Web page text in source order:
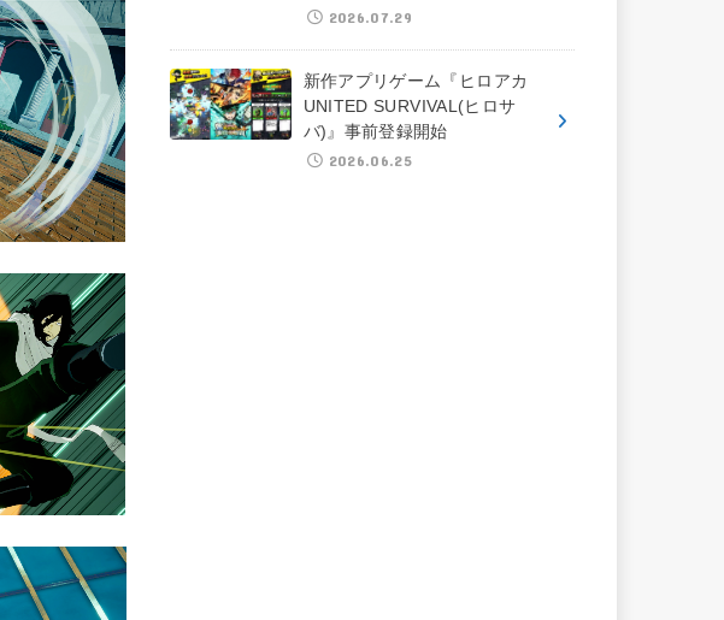
2026.07.29
新作アプリゲーム『ヒロアカ
UNITED SURVIVAL(ヒロサ
バ)』事前登録開始
2026.06.25